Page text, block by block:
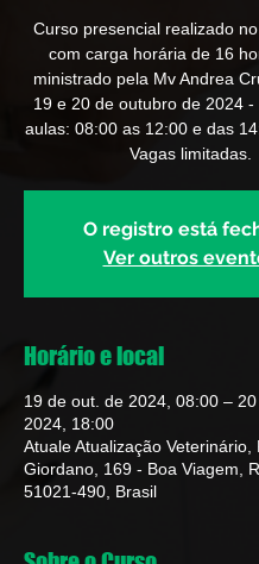
Curso presencial realizado
com carga horária de 16
ministrado pela Mv Andrea
19 e 20 de outubro de 2024
aulas: 08:00 as 12:00 e das
Vagas limitadas.
O registro está
Ver outros
Horário e local
19 de out. de 2024, 08:00 –
2024, 18:00
Atuale Atualização Veterinário,
Giordano, 169 - Boa Viagem,
51021-490, Brasil